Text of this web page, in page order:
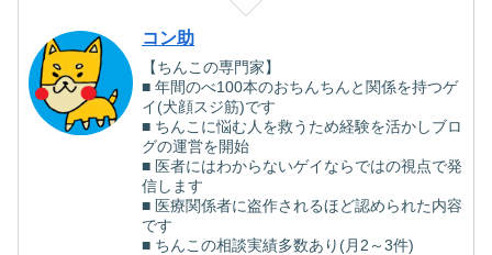
コン助
【ちんこの専門家】
■ 年間のべ100本のおちんちんと関係を持つゲ
イ(犬顔スジ筋)です
■ ちんこに悩む人を救うため経験を活かしブロ
グの運営を開始
■ 医者にはわからないゲイならではの視点で発
信します
■ 医療関係者に盗作されるほど認められた内容
です
■ ちんこの相談実績多数あり(月2～3件)